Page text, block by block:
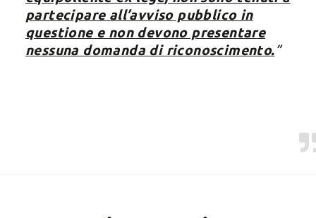
partecipare all’avviso pubblico in
questione e non devono presentare
nessuna domanda di riconoscimento.”